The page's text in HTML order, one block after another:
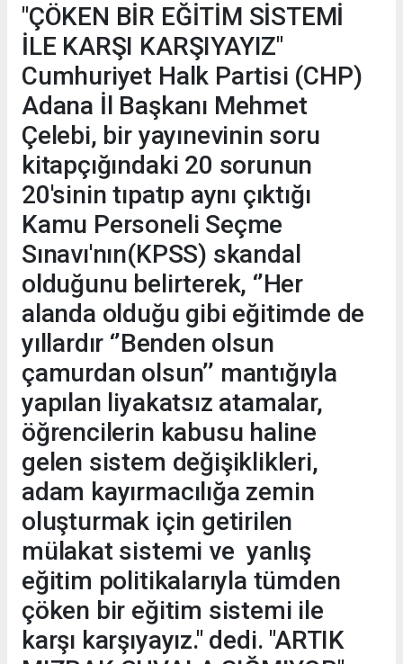
"ÇÖKEN BİR EĞİTİM SİSTEMİ
İLE KARŞI KARŞIYAYIZ"
Cumhuriyet Halk Partisi (CHP)
Adana İl Başkanı Mehmet
Çelebi, bir yayınevinin soru
kitapçığındaki 20 sorunun
20'sinin tıpatıp aynı çıktığı
Kamu Personeli Seçme
Sınavı'nın(KPSS) skandal
olduğunu belirterek, ‘’Her
alanda olduğu gibi eğitimde de
yıllardır ‘’Benden olsun
çamurdan olsun’’ mantığıyla
yapılan liyakatsız atamalar,
öğrencilerin kabusu haline
gelen sistem değişiklikleri,
adam kayırmacılığa zemin
oluşturmak için getirilen
mülakat sistemi ve yanlış
eğitim politikalarıyla tümden
çöken bir eğitim sistemi ile
karşı karşıyayız." dedi. "ARTIK